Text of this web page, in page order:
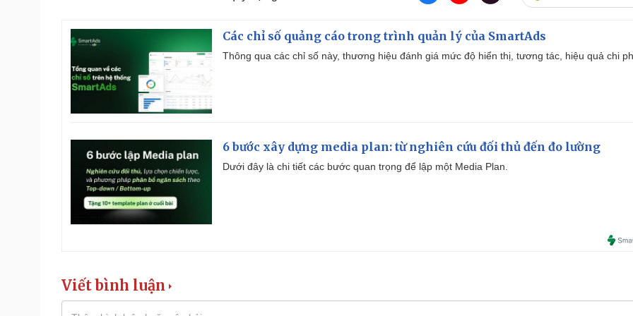
Các chỉ số quảng cáo trong trình quản lý của SmartAds
Thông qua các chỉ số này, thương hiệu đánh giá mức độ hiển thị, tương tác, hiệu quả chi
6 bước xây dựng media plan: từ nghiên cứu đối thủ đến đo lường
Dưới đây là chi tiết các bước quan trọng để lập một Media Plan.
Viết bình luận